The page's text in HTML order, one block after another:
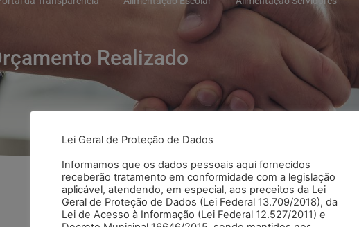
Realizado
Lei Geral de Proteção de Dados
Informamos que os dados pessoais aqui fornecidos
receberão tratamento em conformidade com a legislação
aplicável, atendendo, em especial, aos preceitos da Lei
Geral de Proteção de Dados (Lei Federal 13.709/2018), da
Lei de Acesso à Informação (Lei Federal 12.527/2011) e